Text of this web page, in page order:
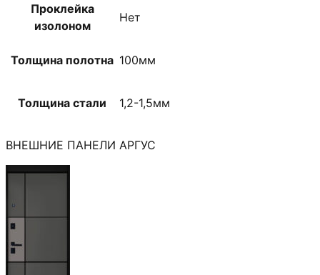
Проклейка
изолоном
Нет
Толщина полотна 100мм
Толщина стали 1,2-1,5мм
ВНЕШНИЕ ПАНЕЛИ АРГУС